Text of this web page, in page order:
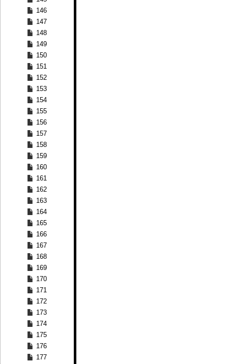
146
147
148
149
150
151
152
153
154
155
156
157
158
159
160
161
162
163
164
165
166
167
168
169
170
171
172
173
174
175
176
177